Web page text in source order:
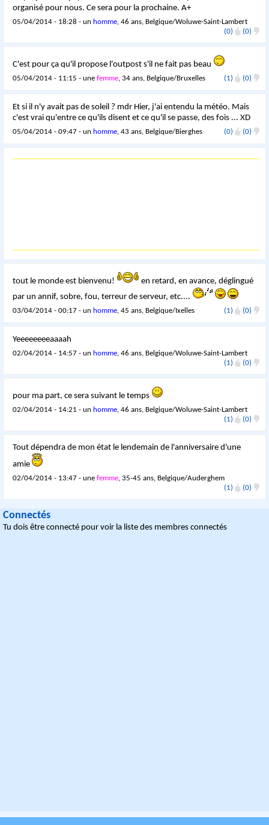
organisé pour nous. Ce sera pour la prochaine. A+
05/04/2014 - 18:28 - un homme, 46 ans, Belgique/Woluwe-Saint-Lambert
(0)
(0)
C'est pour ça qu'il propose l'outpost s'il ne fait pas beau
05/04/2014 - 11:15 - unefemme, 34 ans, Belgique/Bruxelles (1) (0)
Et si il n'y avait pas de soleil ? mdr Hier, j'ai entendu la météo. Mais
c'est vrai qu'entre ce qu'ils disent et ce qu'il se passe, des fois ... XD
05/04/2014 - 09:47 - un homme, 43 ans, Belgique/Bierghes (0) (0)
tout le monde est bienvenu!
en retard, en avance, déglingué
par un annif, sobre, fou, terreur de serveur, etc....
03/04/2014 - 00:17 - un homme, 45 ans, Belgique/Ixelles (1) (0)
Yeeeeeeeeaaaah
02/04/2014 - 14:57 - un homme, 46 ans, Belgique/Woluwe-Saint-Lambert
(1)
(0)
pour ma part, ce sera suivant le temps
02/04/2014 - 14:21 - un homme, 46 ans, Belgique/Woluwe-Saint-Lambert
(1)
(0)
Tout dépendra de mon état le lendemain de l'anniversaire d'une
amie
02/04/2014 - 13:47 - unefemme, 35-45 ans, Belgique/Auderghem
(1)
(0)
Connectés
Tu dois être connecté pour voir la liste des membres connectés